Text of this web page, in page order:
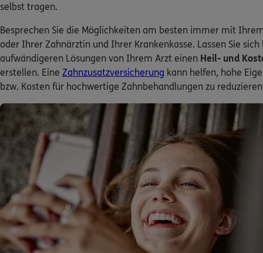
selbst tragen.
Besprechen Sie die Möglichkeiten am besten immer mit
oder Ihrer Zahnärztin und Ihrer Krankenkasse. Lassen Sie sich
aufwändigeren Lösungen von Ihrem Arzt einen Heil- und
erstellen. Eine Zahnzusatzversicherung kann helfen, hohe
bzw. Kosten für hochwertige Zahnbehandlungen zu